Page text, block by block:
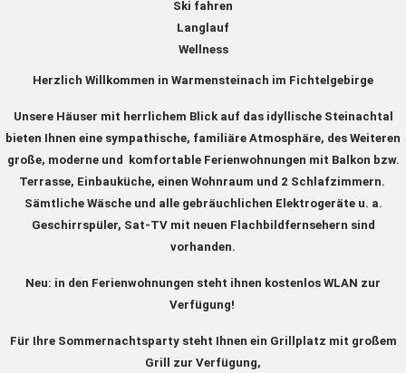
Ski fahren
Langlauf
Wellness
Herzlich Willkommen in Warmensteinach im Fichtelgebirge
Unsere Häuser mit herrlichem Blick auf das idyllische Steinachtal
bieten Ihnen eine sympathische, familiäre Atmosphäre, des Weiteren
große, moderne und komfortable Ferienwohnungen mit Balkon bzw.
Terrasse, Einbauküche, einen Wohnraum und 2 Schlafzimmern.
Sämtliche Wäsche und alle gebräuchlichen Elektrogeräte u. a.
Geschirrspüler, Sat-TV mit neuen Flachbildfernsehern sind
vorhanden.
Neu: in den Ferienwohnungen steht ihnen kostenlos WLAN zur
Verfügung!
Für Ihre Sommernachtsparty steht Ihnen ein Grillplatz mit großem
Grill zur Verfügung,